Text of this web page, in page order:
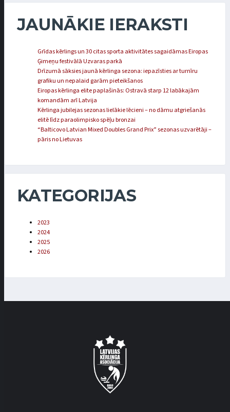
JAUNĀKIE IERAKSTI
Grīdas kērlings un 30 citas sporta aktivitātes sagaidāmas Eiropas
Ģimeņu festivālā Uzvaras parkā
Drīzumā sāksies jaunā kērlinga sezona: iepazīsties ar turnīru
grafiku un nepalaid garām pieteikšanos
Eiropas kērlinga elite paplašinās: Ostravā starp 12 labākajām
komandām arī Latvija
Kērlinga jubilejas sezonas lielākie lēcieni – no dāmu atgriešanās
elitē līdz paraolimpisko spēļu bronzai
“Balticovo Latvian Mixed Doubles Grand Prix” sezonas uzvarētāji –
pāris no Lietuvas
KATEGORIJAS
2023
2024
2025
2026